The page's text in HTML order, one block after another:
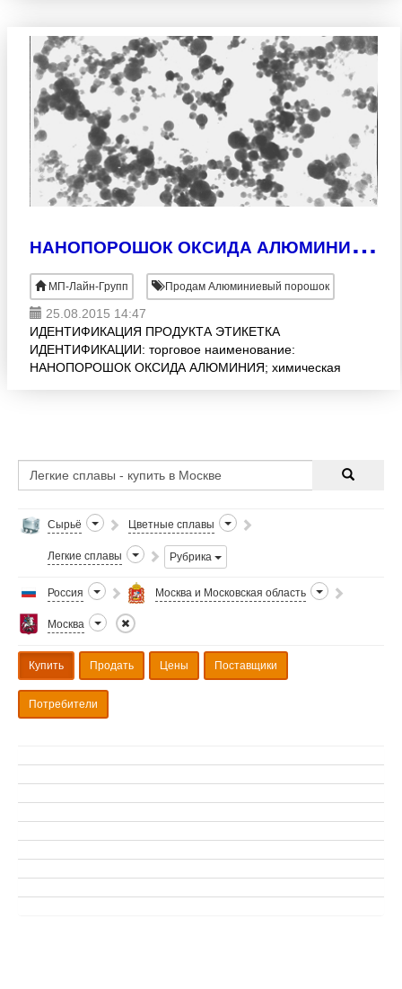
атмосфере
Н
АНОПОРОШОК ОКСИДА АЛЮМИНИЯ (AL2O3)
МП-Лайн-Групп Продам Алюминиевый порошок
25.08.2015 14:47
ИДЕНТИФИКАЦИЯ ПРОДУКТА ЭТИКЕТКА
ИДЕНТИФИКАЦИИ: торговое наименование:
НАНОПОРОШОК ОКСИДА АЛЮМИНИЯ; химическая
Сырьё Цветные сплавы
Легкие сплавы Рубрика
Россия Москва и Московская область
Москва
Купить Продать Цены Поставщики
Потребители